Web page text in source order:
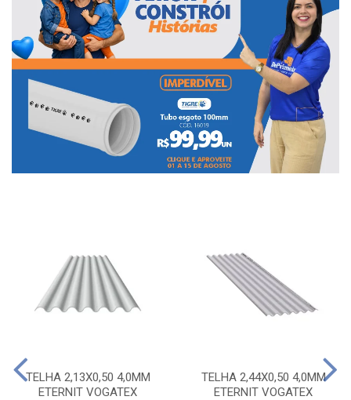
TELHA 2,13X0,50 4,0MM
ETERNIT VOGATEX
TELHA 2,44X0,50 4,0MM
ETERNIT VOGATEX